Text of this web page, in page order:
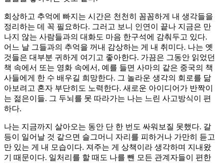
회상하고 추억에 빠지는 시간은 천천히 꼼꼼하게 내 생각들을
정리하는 데 꼭 필요하다. 그러고 보니 인연이 끝나 지금은 만
나지 않는 사람들과의 대화도 마음 한구석에 감춰두고 있다.
어느 날 그들과의 추억을 꺼내 감상하는 게 내 취미다. 나는 옛
것들은 대부분 귀하게 여기고 좋아한다. 가끔은 그동안 읽었던
책 속에서 또는 영화 속에서, 예를 들면 사마의 같은 중국의 책
사들에게 한 수 배우길 희망한다. 그 놀라운 생각의 회로를 닮
아보려고 혼자 부단히도 노력한다. 새로운 아이디어가 반짝이
는 젊은이들. 그 두뇌를 못 따라가는 나는 느린 사고방식이 편
하다.
나는 지금까지 살아오는 동안 단 한 번도 싸워보질 못했다. 갈
등이 일어날 것 같으면 슬그머니 자리를 피하거나 가만히 듣고
만 있는 게 내 모습이다. 져주는 게 상책이라 생각하며 지내왔
기 때문이다. 일처리를 할 때도 나를 뺀 모든 관계자들이 편한